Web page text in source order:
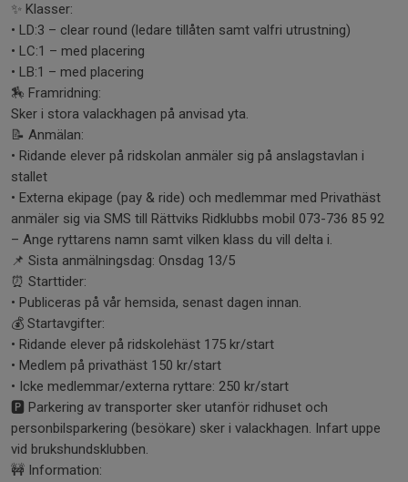
✨ Klasser:
• LD:3 – clear round (ledare tillåten samt valfri utrustning)
• LC:1 – med placering
• LB:1 – med placering
🏇 Framridning:
Sker i stora valackhagen på anvisad yta.
📝 Anmälan:
• Ridande elever på ridskolan anmäler sig på anslagstavlan i
stallet
• Externa ekipage (pay & ride) och medlemmar med Privathäst
anmäler sig via SMS till Rättviks Ridklubbs mobil 073-736 85 92
– Ange ryttarens namn samt vilken klass du vill delta i.
📌 Sista anmälningsdag: Onsdag 13/5
⏰ Starttider:
• Publiceras på vår hemsida, senast dagen innan.
💰 Startavgifter:
• Ridande elever på ridskolehäst 175 kr/start
• Medlem på privathäst 150 kr/start
• Icke medlemmar/externa ryttare: 250 kr/start
🅿️ Parkering av transporter sker utanför ridhuset och
personbilsparkering (besökare) sker i valackhagen. Infart uppe
vid brukshundsklubben.
🚧 Information: